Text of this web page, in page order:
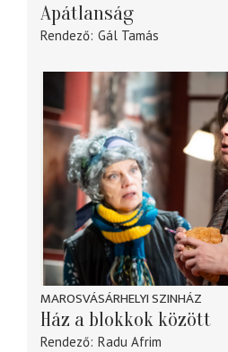
Apátlanság
Rendező Gál Tamás
MAROSVÁSÁRHELYI SZINHÁZ
Ház a blokkok között
Rendező Radu Afrim